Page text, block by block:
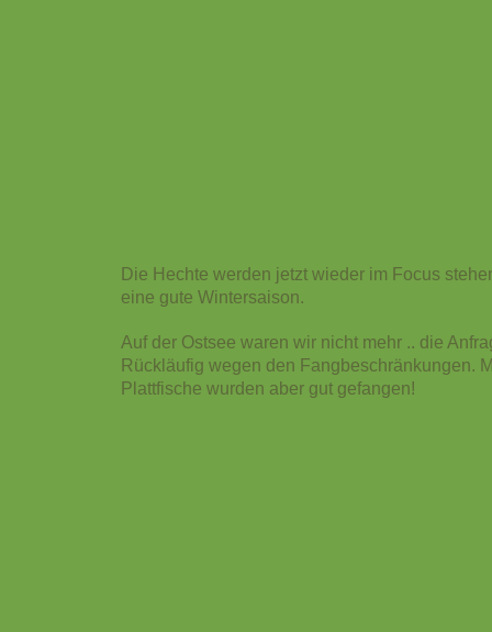
Die Hechte werden jetzt wieder im Focus
eine gute Wintersaison.
Auf der Ostsee waren wir nicht mehr .. die
Rückläufig wegen den Fangbeschränkungen.
Plattfische wurden aber gut gefangen!